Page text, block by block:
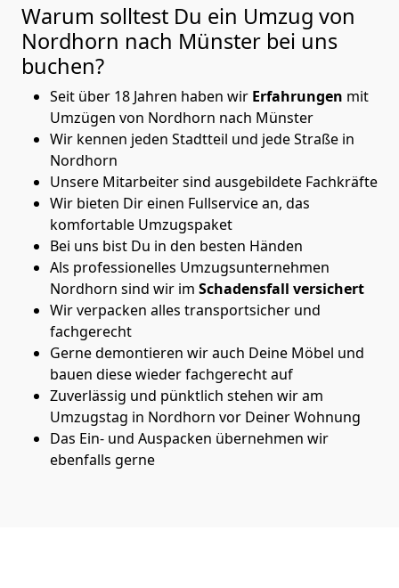
Warum solltest Du ein Umzug von
Nordhorn nach Münster bei uns
buchen?
Seit über 18 Jahren haben wir Erfahrungen mit
Umzügen von Nordhorn nach Münster
Wir kennen jeden Stadtteil und jede Straße in
Nordhorn
Unsere Mitarbeiter sind ausgebildete Fachkräfte
Wir bieten Dir einen Fullservice an, das
komfortable Umzugspaket
Bei uns bist Du in den besten Händen
Als professionelles Umzugsunternehmen
Nordhorn sind wir im Schadensfall versichert
Wir verpacken alles transportsicher und
fachgerecht
Gerne demontieren wir auch Deine Möbel und
bauen diese wieder fachgerecht auf
Zuverlässig und pünktlich stehen wir am
Umzugstag in Nordhorn vor Deiner Wohnung
Das Ein- und Auspacken übernehmen wir
ebenfalls gerne